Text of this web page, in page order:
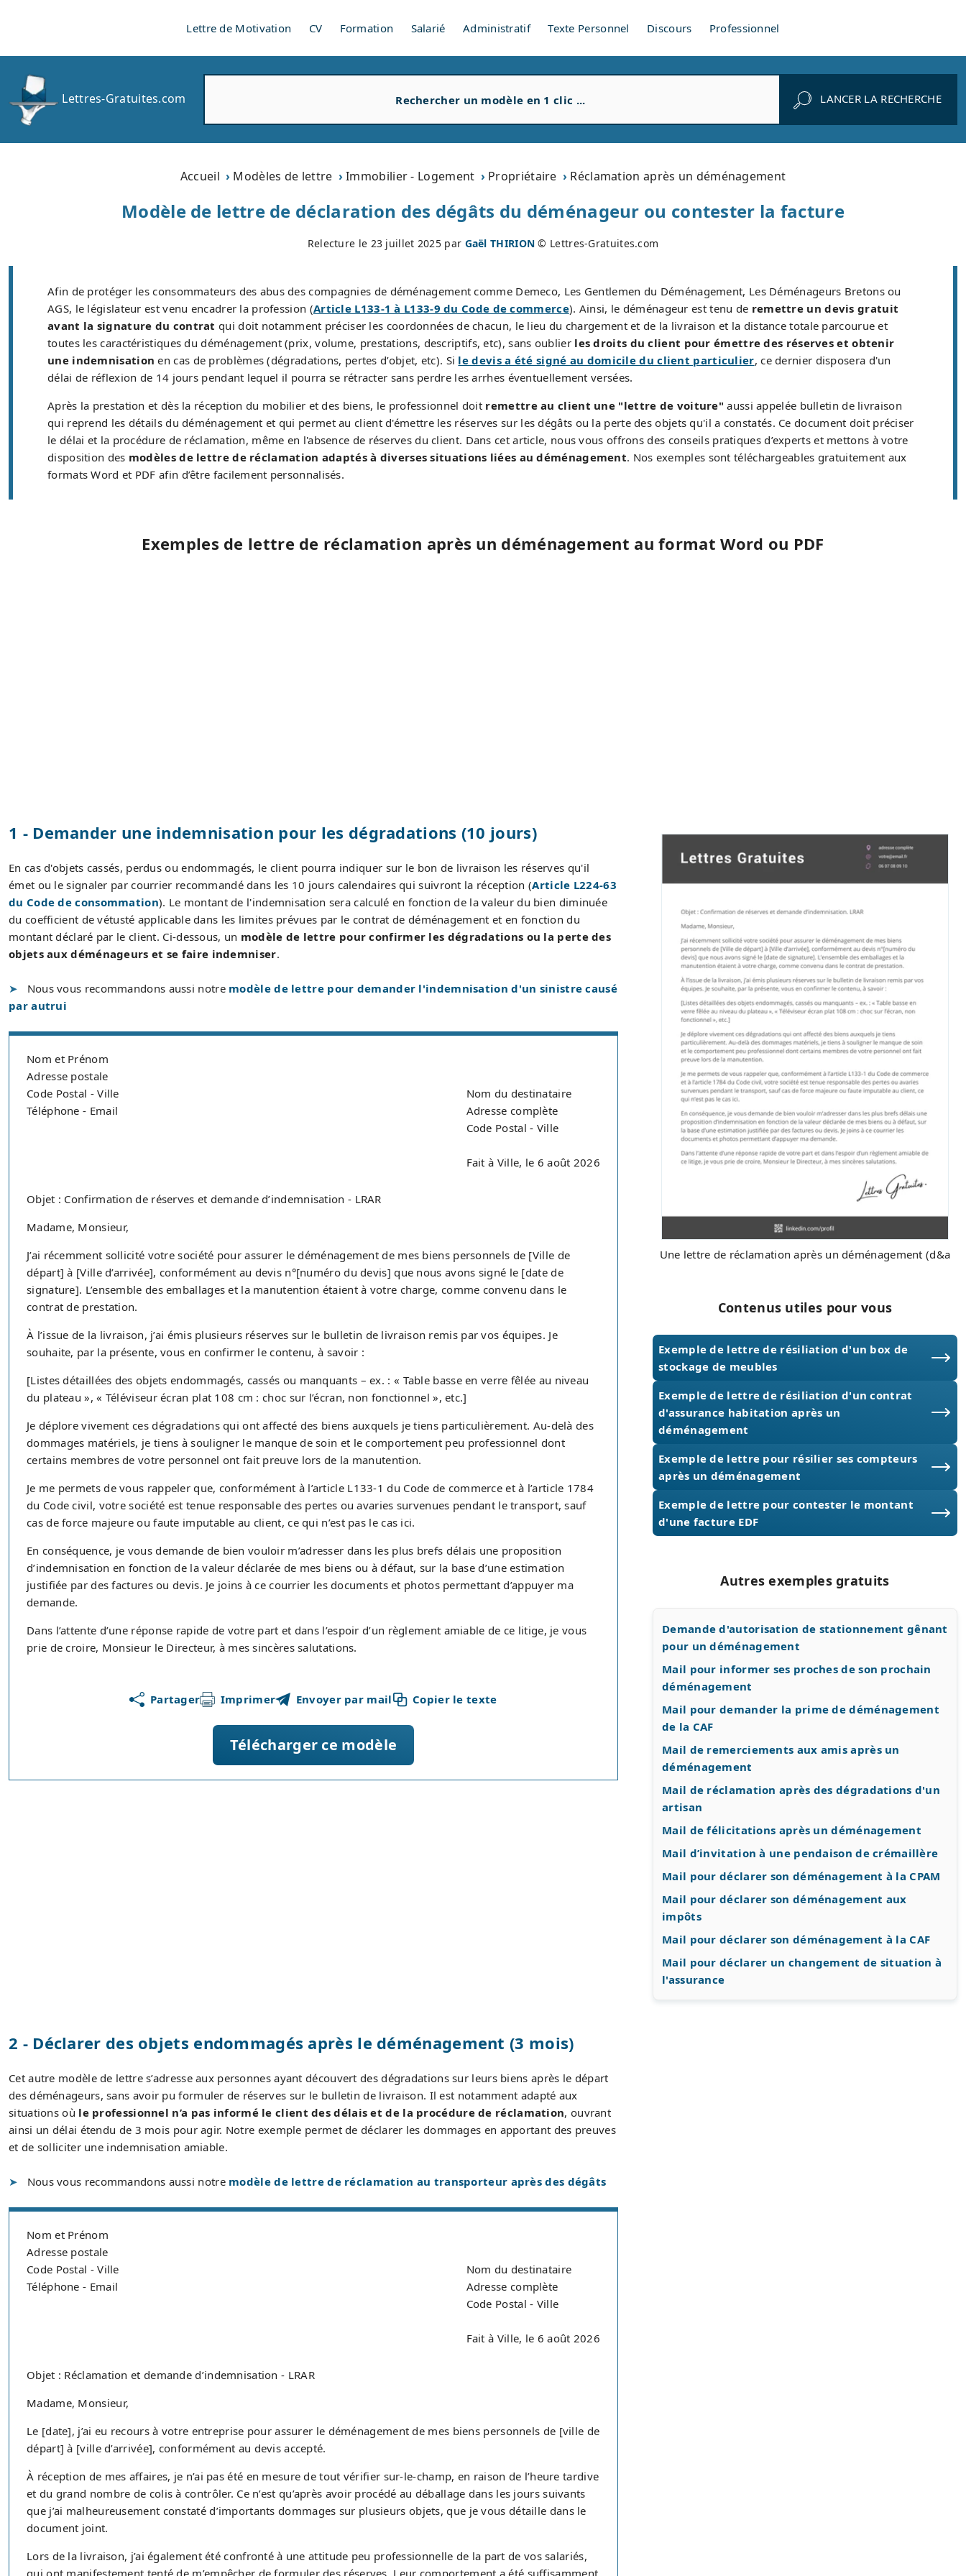
Lettre de Motivation CV Formation Salarié Administratif Texte Personnel Discours Professionnel
Lettres-Gratuites.com
r
h
e
LANCER LA RECHERCHE
Accueil Modèles de lettre Immobilier - Logement Propriétaire Réclamation après un déménagement
Modèle de lettre de déclaration des dégâts du déménageur ou contester la facture
Relecture le 23 juillet 2025 par Gaël THIRION © Lettres-Gratuites.com
Afin de protéger les consommateurs des abus des compagnies de déménagement comme Demeco, Les Gentlemen du Déménagement, Les Déménageurs Bretons ou
AGS, le législateur est venu encadrer la profession (Article L133-1 à L133-9 du Code de commerce). Ainsi, le déménageur est tenu de remettre un devis gratuit
avant la signature du contrat qui doit notamment préciser les coordonnées de chacun, le lieu du chargement et de la livraison et la distance totale parcourue et
toutes les caractéristiques du déménagement (prix, volume, prestations, descriptifs, etc), sans oublier les droits du client pour émettre des réserves et obtenir
une indemnisation en cas de problèmes (dégradations, pertes d’objet, etc). Si le devis a été signé au domicile du client particulier, ce dernier disposera d'un
délai de réflexion de 14 jours pendant lequel il pourra se rétracter sans perdre les arrhes éventuellement versées.
Après la prestation et dès la réception du mobilier et des biens, le professionnel doit remettre au client une "lettre de voiture" aussi appelée bulletin de livraison
qui reprend les détails du déménagement et qui permet au client d'émettre les réserves sur les dégâts ou la perte des objets qu'il a constatés. Ce document doit préciser
le délai et la procédure de réclamation, même en l'absence de réserves du client. Dans cet article, nous vous offrons des conseils pratiques d’experts et mettons à votre
disposition des modèles de lettre de réclamation adaptés à diverses situations liées au déménagement. Nos exemples sont téléchargeables gratuitement aux
formats Word et PDF afin d’être facilement personnalisés.
Exemples de lettre de réclamation après un déménagement au format Word ou PDF
1 - Demander une indemnisation pour les dégradations (10 jours)
En cas d'objets cassés, perdus ou endommagés, le client pourra indiquer sur le bon de livraison les réserves qu'il
émet ou le signaler par courrier recommandé dans les 10 jours calendaires qui suivront la réception (Article L224-63
du Code de consommation). Le montant de l'indemnisation sera calculé en fonction de la valeur du bien diminuée
du coefficient de vétusté applicable dans les limites prévues par le contrat de déménagement et en fonction du
montant déclaré par le client. Ci-dessous, un modèle de lettre pour confirmer les dégradations ou la perte des
objets aux déménageurs et se faire indemniser.
Nous vous recommandons aussi notre modèle de lettre pour demander l'indemnisation d'un sinistre causé
par autrui
Nom et Prénom
Adresse postale
Code Postal - Ville
Téléphone - Email
Nom du destinataire
Adresse complète
Code Postal - Ville
Fait à Ville, le 6 août 2026
Objet : Confirmation de réserves et demande d’indemnisation - LRAR
Madame, Monsieur,
J’ai récemment sollicité votre société pour assurer le déménagement de mes biens personnels de [Ville de
départ] à [Ville d’arrivée], conformément au devis n°[numéro du devis] que nous avons signé le [date de
signature]. L’ensemble des emballages et la manutention étaient à votre charge, comme convenu dans le
contrat de prestation.
À l’issue de la livraison, j’ai émis plusieurs réserves sur le bulletin de livraison remis par vos équipes. Je
souhaite, par la présente, vous en confirmer le contenu, à savoir :
[Listes détaillées des objets endommagés, cassés ou manquants – ex. : « Table basse en verre fêlée au niveau
du plateau », « Téléviseur écran plat 108 cm : choc sur l’écran, non fonctionnel », etc.]
Je déplore vivement ces dégradations qui ont affecté des biens auxquels je tiens particulièrement. Au-delà des
dommages matériels, je tiens à souligner le manque de soin et le comportement peu professionnel dont
certains membres de votre personnel ont fait preuve lors de la manutention.
Je me permets de vous rappeler que, conformément à l’article L133-1 du Code de commerce et à l’article 1784
du Code civil, votre société est tenue responsable des pertes ou avaries survenues pendant le transport, sauf
cas de force majeure ou faute imputable au client, ce qui n’est pas le cas ici.
En conséquence, je vous demande de bien vouloir m’adresser dans les plus brefs délais une proposition
d’indemnisation en fonction de la valeur déclarée de mes biens ou à défaut, sur la base d’une estimation
justifiée par des factures ou devis. Je joins à ce courrier les documents et photos permettant d’appuyer ma
demande.
Dans l’attente d’une réponse rapide de votre part et dans l’espoir d’un règlement amiable de ce litige, je vous
prie de croire, Monsieur le Directeur, à mes sincères salutations.
Partager Imprimer Envoyer par mail Copier le texte
Télécharger ce modèle
2 - Déclarer des objets endommagés après le déménagement (3 mois)
Cet autre modèle de lettre s’adresse aux personnes ayant découvert des dégradations sur leurs biens après le départ
des déménageurs, sans avoir pu formuler de réserves sur le bulletin de livraison. Il est notamment adapté aux
situations où le professionnel n’a pas informé le client des délais et de la procédure de réclamation, ouvrant
ainsi un délai étendu de 3 mois pour agir. Notre exemple permet de déclarer les dommages en apportant des preuves
et de solliciter une indemnisation amiable.
Nous vous recommandons aussi notre modèle de lettre de réclamation au transporteur après des dégâts
Nom et Prénom
Adresse postale
Code Postal - Ville
Téléphone - Email
Nom du destinataire
Adresse complète
Code Postal - Ville
Fait à Ville, le 6 août 2026
Objet : Réclamation et demande d’indemnisation - LRAR
Madame, Monsieur,
Le [date], j’ai eu recours à votre entreprise pour assurer le déménagement de mes biens personnels de [ville de
départ] à [ville d’arrivée], conformément au devis accepté.
À réception de mes affaires, je n’ai pas été en mesure de tout vérifier sur-le-champ, en raison de l’heure tardive
et du grand nombre de colis à contrôler. Ce n’est qu’après avoir procédé au déballage dans les jours suivants
que j’ai malheureusement constaté d’importants dommages sur plusieurs objets, que je vous détaille dans le
document joint.
Lors de la livraison, j’ai également été confronté à une attitude peu professionnelle de la part de vos salariés,
qui ont manifestement tenté de m’empêcher de formuler des réserves. Leur comportement a été suffisamment
Une lettre de réclamation après un déménagement (d&a
Contenus utiles pour vous
Exemple de lettre de résiliation d'un box de
stockage de meubles
Exemple de lettre de résiliation d'un contrat
d'assurance habitation après un
déménagement
Exemple de lettre pour résilier ses compteurs
après un déménagement
Exemple de lettre pour contester le montant
d'une facture EDF
Autres exemples gratuits
Demande d'autorisation de stationnement gênant
pour un déménagement
Mail pour informer ses proches de son prochain
déménagement
Mail pour demander la prime de déménagement
de la CAF
Mail de remerciements aux amis après un
déménagement
Mail de réclamation après des dégradations d'un
artisan
Mail de félicitations après un déménagement
Mail d’invitation à une pendaison de crémaillère
Mail pour déclarer son déménagement à la CPAM
Mail pour déclarer son déménagement aux
impôts
Mail pour déclarer son déménagement à la CAF
Mail pour déclarer un changement de situation à
l'assurance